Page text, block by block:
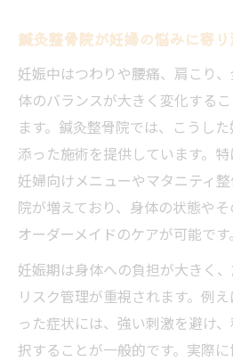
鍼灸整骨院が妊婦の悩みに寄
妊娠中はつわりや腰痛、肩こり
体のバランスが大きく変化する
ます。鍼灸整骨院では、こうし
添った施術を提供しています。特
妊婦向けメニューやマタニティ
院が増えており、身体の状態や
オーダーメイドのケアが可能です。
妊娠期は身体への負担が大きく
リスク管理が重視されます。例
った症状には、強い刺激を避け
択することが一般的です。実際